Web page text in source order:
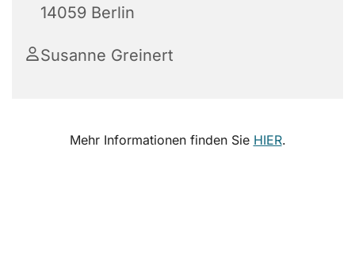
14059 Berlin
Susanne Greinert
Mehr Informationen finden Sie HIER.